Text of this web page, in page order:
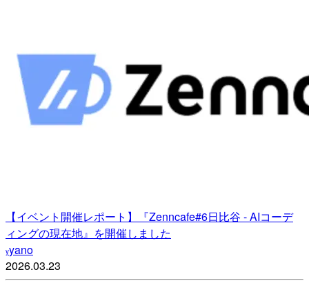
【イベント開催レポート】『Zenncafe#6日比谷 - AIコーデ
ィングの現在地』を開催しました
yyano
2026.03.23